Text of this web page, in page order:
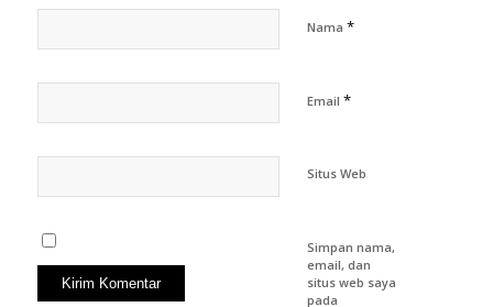
Nama *
Email *
Situs Web
Simpan nama,
email, dan
situs web saya
pada